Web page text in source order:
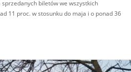
biletów we wszystkich
11 proc. w stosunku do maja i o ponad 36